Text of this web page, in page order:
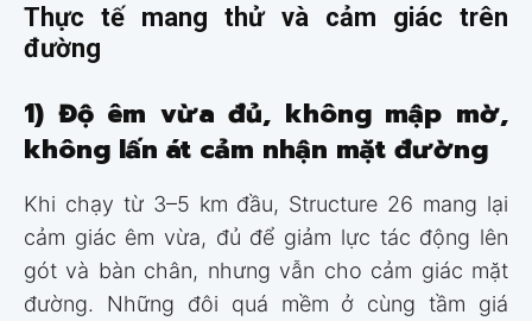
Thực tế mang thử và cảm giác trên
đường
1) Độ êm vừa đủ, không mập mờ,
không lấn át cảm nhận mặt đường
Khi chạy từ 3–5 km đầu, Structure 26 mang lại
cảm giác êm vừa, đủ để giảm lực tác động lên
gót và bàn chân, nhưng vẫn cho cảm giác mặt
đường. Những đôi quá mềm ở cùng tầm giá